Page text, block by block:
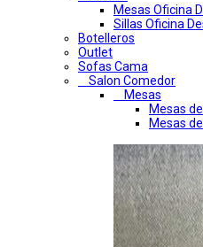
Mesas Oficina
Sillas Oficina
Botelleros
Outlet
Sofas Cama
Salon Comedor
Mesas
Mesas
Mesas